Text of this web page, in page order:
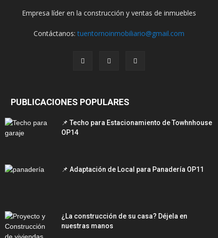
Empresa líder en la construcción y ventas de inmuebles
Contáctanos:tuentornoinmobiliario@gmail.com
PUBLICACIONES POPULARES
📌 Techo para Estacionamiento de Towhnhouse
OP14
📌 Adaptación de Local para Panadería OP11
¿La construcción de su casa? Déjela en
nuestras manos